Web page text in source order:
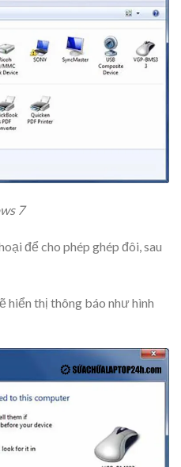
7
để cho phép ghép đôi, sau
hiển thị thông báo như hình